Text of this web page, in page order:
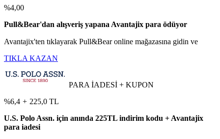
%4,00
Pull&Bear'dan alışveriş yapana Avantajix para ödüyor
Avantajix'ten tıklayarak Pull&Bear online mağazasına gidin ve
TIKLA KAZAN
PARA İADESİ + KUPON
%6,4 + 225,0 TL
U.S. Polo Assn. için anında 225TL indirim kodu + Avantajix
para iadesi